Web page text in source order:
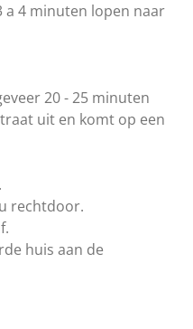
a 4 minuten lopen naar
20 - 25 minuten
uit en komt op een
rechtdoor.
huis aan de